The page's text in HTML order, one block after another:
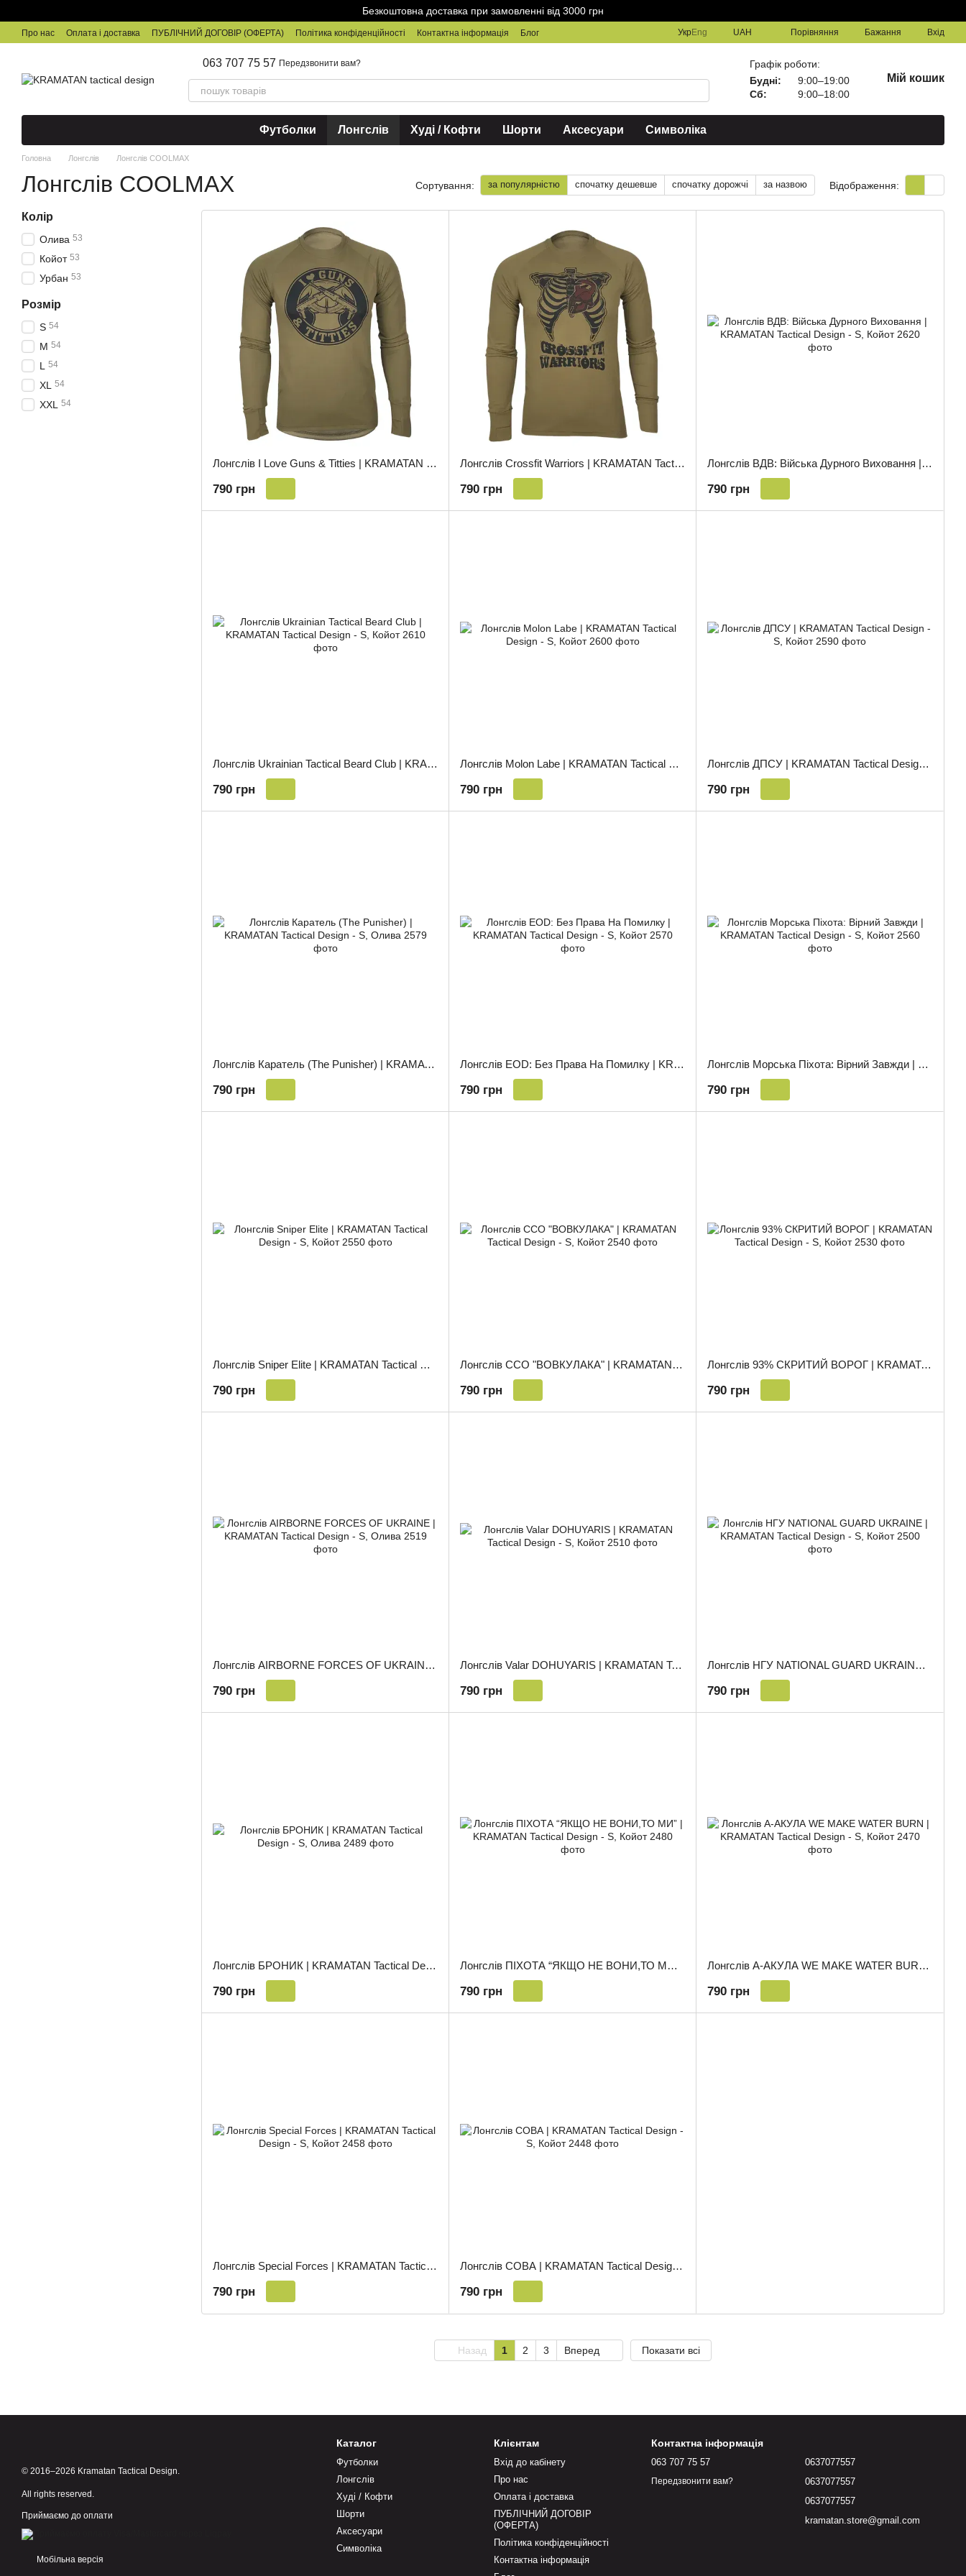
Безкоштовна доставка при замовленні від 3000 грн
Про нас Оплата і доставка ПУБЛІЧНИЙ ДОГОВІР (ОФЕРТА) Політика конфіденційності Контактна інформація Блог УкрEng UAH Порівняння Бажання Вхід
063 707 75 57 Передзвонити вам?
Графік роботи:
Будні:
9:00–19:00
Сб:
9:00–18:00
Мій кошик
Футболки Лонгслів Худі / Кофти Шорти Аксесуари Символіка
Головна Лонгслів Лонгслів COOLMAX
Лонгслів COOLMAX Сортування: за популярністю спочатку дешевше спочатку дорожчі за назвою Відображення:
Лонгслів I Love Guns & Titties | KRAMATAN Tactical Design - S, Койот
790 грн
Лонгслів Crossfit Warriors | KRAMATAN Tactical Design - S, Койот
790 грн
Лонгслів ВДВ: Війська Дурного Виховання | KRAMATAN Tactical Design - S, Койот
790 грн
Лонгслів Ukrainian Tactical Beard Club | KRAMATAN Tactical Design - S, Койот
790 грн
Лонгслів Molon Labe | KRAMATAN Tactical Design - S, Койот
790 грн
Лонгслів ДПСУ | KRAMATAN Tactical Design - S, Койот
790 грн
Лонгслів Каратель (The Punisher) | KRAMATAN Tactical Design - S, Олива
790 грн
Лонгслів EOD: Без Права На Помилку | KRAMATAN Tactical Design - S, Койот
790 грн
Лонгслів Морська Піхота: Вірний Завжди | KRAMATAN Tactical Design - S, Койот
790 грн
Лонгслів Sniper Elite | KRAMATAN Tactical Design - S, Койот
790 грн
Лонгслів ССО "ВОВКУЛАКА" | KRAMATAN Tactical Design - S, Койот
790 грн
Лонгслів 93% СКРИТИЙ ВОРОГ | KRAMATAN Tactical Design - S, Койот
790 грн
Лонгслів AIRBORNE FORCES OF UKRAINE | KRAMATAN Tactical Design - S, Олива
790 грн
Лонгслів Valar DOHUYARIS | KRAMATAN Tactical Design - S, Койот
790 грн
Лонгслів НГУ NATIONAL GUARD UKRAINE | KRAMATAN Tactical Design - S, Койот
790 грн
Лонгслів БРОНИК | KRAMATAN Tactical Design - S, Олива
790 грн
Лонгслів ПІХОТА “ЯКЩО НЕ ВОНИ,ТО МИ” | KRAMATAN Tactical Design - S, Койот
790 грн
Лонгслів А-АКУЛА WE MAKE WATER BURN | KRAMATAN Tactical Design - S, Койот
790 грн
Лонгслів Special Forces | KRAMATAN Tactical Design - S, Койот
790 грн
Лонгслів СОВА | KRAMATAN Tactical Design - S, Койот
790 грн
Назад 1 2 3 Вперед Показати всі
Колір
Олива 53
Койот 53
Урбан 53
Розмір
S 54
M 54
L 54
XL 54
XXL 54
© 2016–2026 Kramatan Tactical Design.
All rights reserved.
Приймаємо до оплати
Мобільна версія
Каталог
Футболки
Лонгслів
Худі / Кофти
Шорти
Аксесуари
Символіка
Клієнтам
Вхід до кабінету
Про нас
Оплата і доставка
ПУБЛІЧНИЙ ДОГОВІР
(ОФЕРТА)
Політика конфіденційності
Контактна інформація
Контактна інформація
063 707 75 57
Передзвонити вам?
0637077557
0637077557
0637077557
kramatan.store@gmail.com